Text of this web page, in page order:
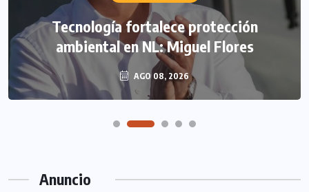
Tecnología fortalece protección
ambiental en NL: Miguel Flores
AGO 08, 2026
Anuncio